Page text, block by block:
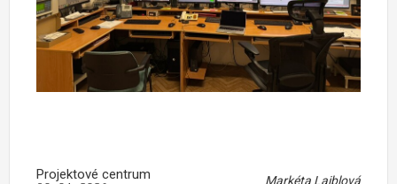
Projektové centrum Markéta Laiblová